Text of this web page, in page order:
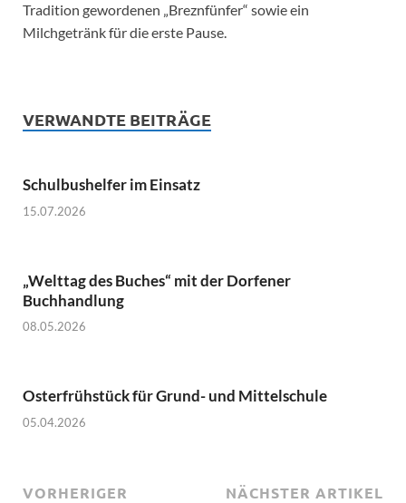
Tradition gewordenen „Breznfünfer“ sowie ein
Milchgetränk für die erste Pause.
VERWANDTE BEITRÄGE
Schulbushelfer im Einsatz
15.07.2026
„Welttag des Buches“ mit der Dorfener
Buchhandlung
08.05.2026
Osterfrühstück für Grund- und Mittelschule
05.04.2026
VORHERIGER
NÄCHSTER ARTIKEL